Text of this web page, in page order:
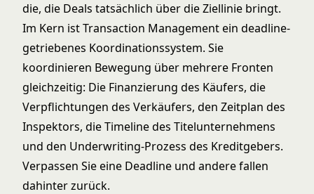
die, die Deals tatsächlich über die Ziellinie bringt.
Im Kern ist Transaction Management ein deadline-
getriebenes Koordinationssystem. Sie
koordinieren Bewegung über mehrere Fronten
gleichzeitig: Die Finanzierung des Käufers, die
Verpflichtungen des Verkäufers, den Zeitplan des
Inspektors, die Timeline des Titelunternehmens
und den Underwriting-Prozess des Kreditgebers.
Verpassen Sie eine Deadline und andere fallen
dahinter zurück.